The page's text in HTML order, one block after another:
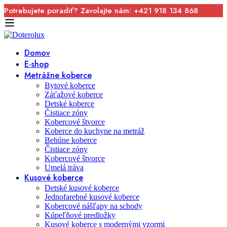
Potrebujete poradiť? Zavolajte nám: +421 918 134 868
Domov
E-shop
Metrážne koberce
Bytové koberce
Záťažové koberce
Detské koberce
Čistiace zóny
Kobercové štvorce
Koberce do kuchyne na metráž
Behúne koberce
Čistiace zóny
Kobercové štvorce
Umelá tráva
Kusové koberce
Detské kusové koberce
Jednofarebné kusové koberce
Kobercové nášľapy na schody
Kúpeľňové predložky
Kusové koberce s modernými vzormi